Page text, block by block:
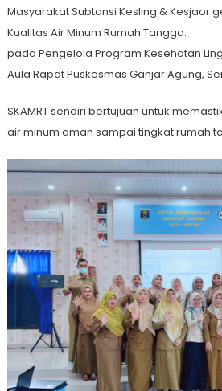
Masyarakat Subtansi Kesling & Kesjaor
Kualitas Air Minum Rumah Tangga.
pada Pengelola Program Kesehatan
Aula Rapat Puskesmas Ganjar Agung,
SKAMRT sendiri bertujuan untuk
air minum aman sampai tingkat rumah